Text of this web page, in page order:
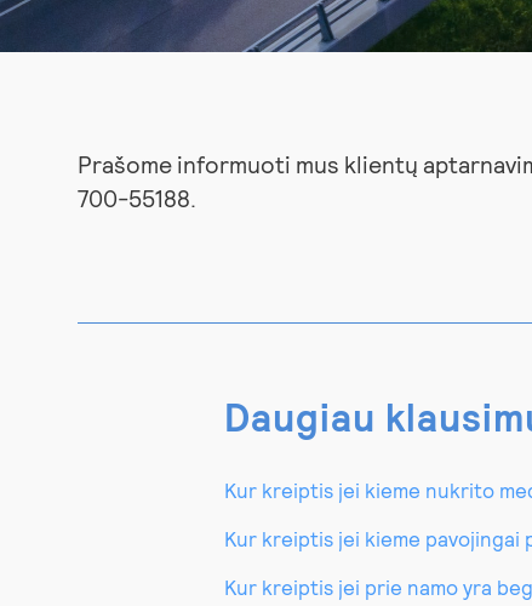
Prašome informuoti mus klientų
700-55188.
Daugiau
Kur kreiptis jei kieme nukrito
Kur kreiptis jei kieme pavojingai
Kur kreiptis jei prie namo yra